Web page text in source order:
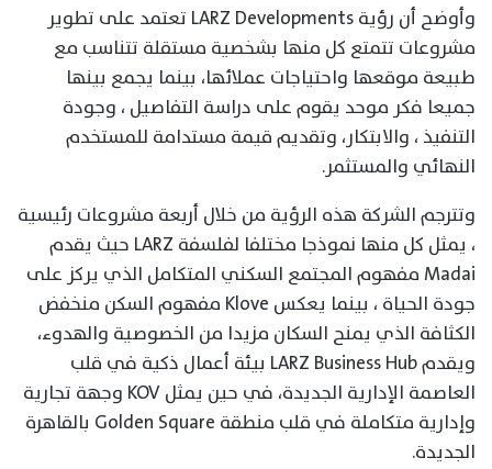
وأوضح أن رؤية LARZ Developments تعتمد على تطوير
مشروعات تتمتع كل منها بشخصية مستقلة تتناسب مع
طبيعة موقعها واحتياجات عملائها، بينما يجمع بينها
جميعا فكر موحد يقوم على دراسة التفاصيل ، وجودة
التنفيذ ، والابتكار، وتقديم قيمة مستدامة للمستخدم
النهائي والمستثمر.
وتترجم الشركة هذه الرؤية من خلال أربعة مشروعات رئيسية
، يمثل كل منها نموذجا مختلفا لفلسفة LARZ حيث يقدم
Madai مفهوم المجتمع السكني المتكامل الذي يركز على
جودة الحياة ، بينما يعكس Klove مفهوم السكن منخفض
الكثافة الذي يمنح السكان مزيدا من الخصوصية والهدوء،
ويقدم LARZ Business Hub بيئة أعمال ذكية في قلب
العاصمة الإدارية الجديدة، في حين يمثل KOV وجهة تجارية
وإدارية متكاملة في قلب منطقة Golden Square بالقاهرة
الجديدة.